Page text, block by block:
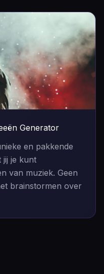
Generator
en pakkende
jij je kunt
van muziek. Geen
brainstormen over